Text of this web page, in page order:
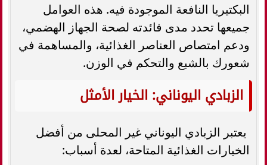
البكتيريا النافعة الموجودة فيه. هذه العوامل
جميعها تحدد مدى فائدته لصحة الجهاز الهضمي،
ودعم امتصاص العناصر الغذائية، والمساهمة في
شعورك بالشبع والتحكم في الوزن.
الزبادي اليوناني: الخيار الأمثل
يعتبر الزبادي اليوناني غير المحلى من أفضل
الخيارات الغذائية المتاحة، لعدة أسباب: